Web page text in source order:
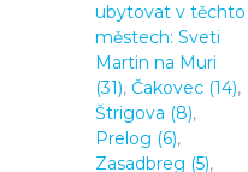
ubytovat v těchto
městech: Sveti
Martin na Muri
(31), Čakovec (14),
Štrigova (8),
Prelog (6),
Zasadbreg (5),